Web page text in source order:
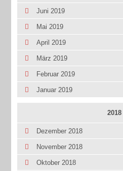
Juni 2019
Mai 2019
April 2019
März 2019
Februar 2019
Januar 2019
2018
Dezember 2018
November 2018
Oktober 2018